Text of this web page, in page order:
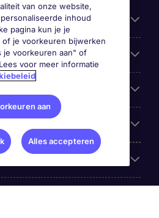
informatie
van onze website,
inhoud
pagina kun je je
je voorkeuren bijwerken
je voorkeuren aan" of
voor meer informatie
aan
Alles accepteren